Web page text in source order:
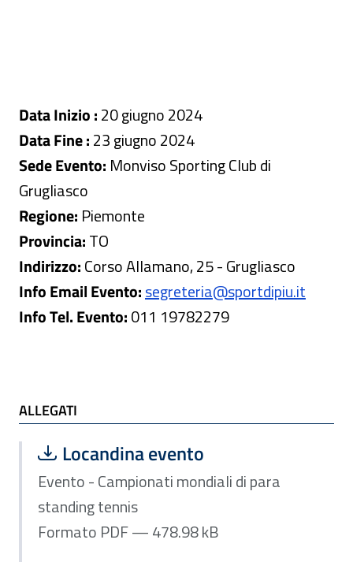
Data Inizio :20 giugno 2024
Data Fine :23 giugno 2024
Sede Evento: Monviso Sporting Club di
Grugliasco
Regione: Piemonte
Provincia:TO
Indirizzo:Corso Allamano, 25 - Grugliasco
Info Email Evento:segreteria@sportdipiu.it
Info Tel. Evento:011 19782279
ALLEGATI e TI POTREBBE INTERESSARE
ALLEGATI
Scarica file:
Locandina evento
Formato PDF — Dimensione 478.98 kB
Evento - Campionati mondiali di para
standing tennis
Formato PDF — 478.98 kB